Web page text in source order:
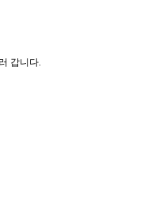
갑니다.